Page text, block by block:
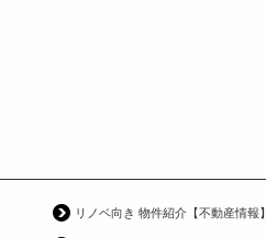
リノベ向き 物件紹介【不動産情報】